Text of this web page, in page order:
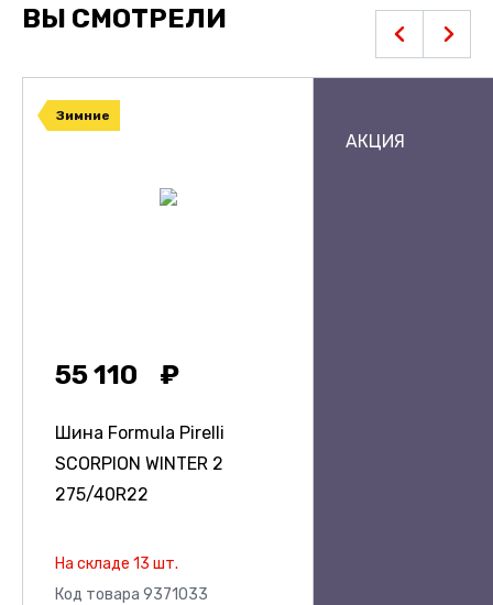
ВЫ СМОТРЕЛИ
Зимние
55 110
Шина Formula Pirelli
SCORPION WINTER 2
275/40R22
На складе 13 шт.
Код товара 9371033
АКЦИЯ